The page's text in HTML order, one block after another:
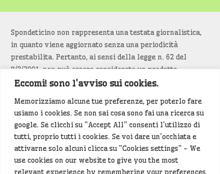
Eccomi! sono l'avviso sui cookies.
Memorizziamo alcune tue preferenze, per poterlo fare
usiamo i cookies. Se non sai cosa sono fai una ricerca su
google. Se clicchi su "Accept All" consenti l'utilizzo di
tutti, proprio tutti i cookies. Se voi dare un'occhiata e
attivarne solo alcuni clicca su "Cookies settings" - We
use cookies on our website to give you the most
relevant experience by remembering your preferences
Spondeticino non rappresenta una testata giornalistica,
in quanto viene aggiornato senza una periodicità
prestabilita. Pertanto, ai sensi della legge n. 62 del
7/3/2001, non può essere considerato un prodotto
editoriale.
Siamo attenti a non violare copyright e diritti
d’immagine. Se un contenuto è di tua proprietà e vuoi
richiederne la rimozionediccelo(<- clicca per inviarci un
messaggio).
Alcuni articoli sono generati in bozza rielaborando, con